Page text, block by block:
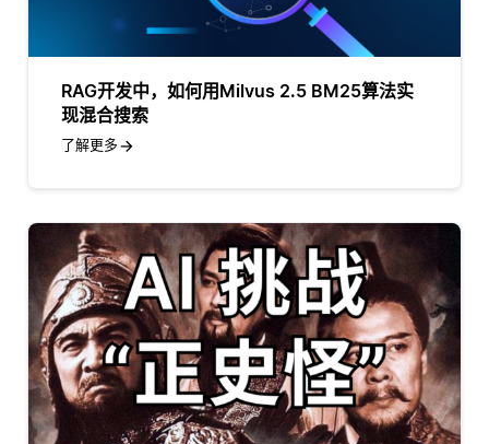
RAG开发中，如何用Milvus 2.5 BM25算法实
现混合搜索
了解更多